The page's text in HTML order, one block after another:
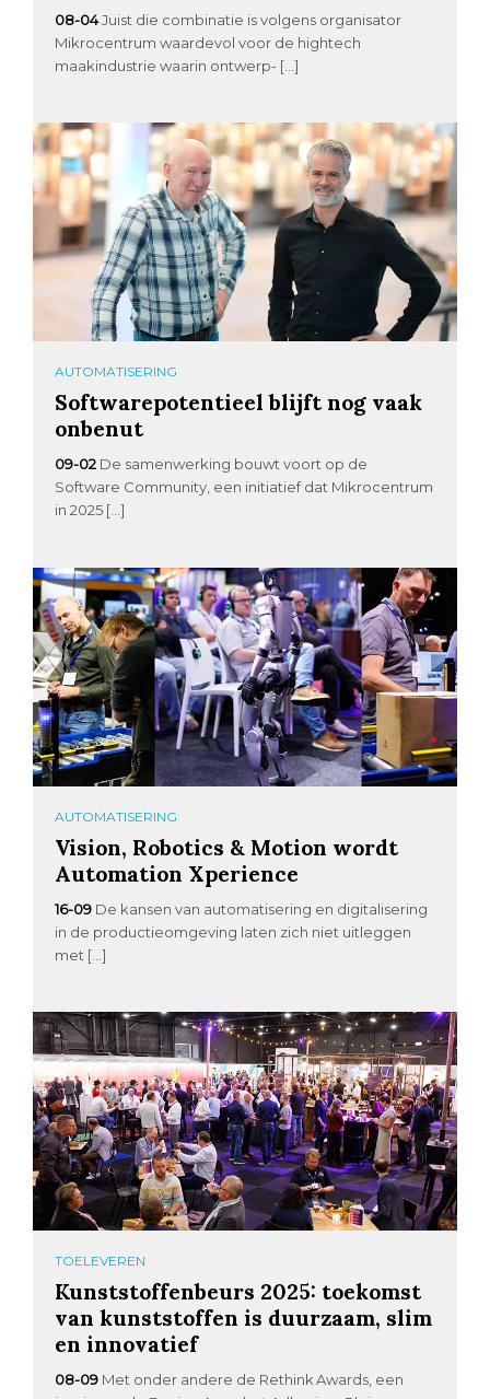
08-04Juist die combinatie is volgens organisator
Mikrocentrum waardevol voor de hightech
maakindustrie waarin ontwerp- […]
AUTOMATISERING
Softwarepotentieel blijft nog vaak
onbenut
09-02 De samenwerking bouwt voort op de
Software Community, een initiatief dat Mikrocentrum
in 2025 […]
AUTOMATISERING
Vision, Robotics & Motion wordt
Automation Xperience
16-09 De kansen van automatisering en digitalisering
in de productieomgeving laten zich niet uitleggen
met […]
TOELEVEREN
Kunststoffenbeurs 2025: toekomst
van kunststoffen is duurzaam, slim
en innovatief
08-09 Met onder andere de Rethink Awards, een